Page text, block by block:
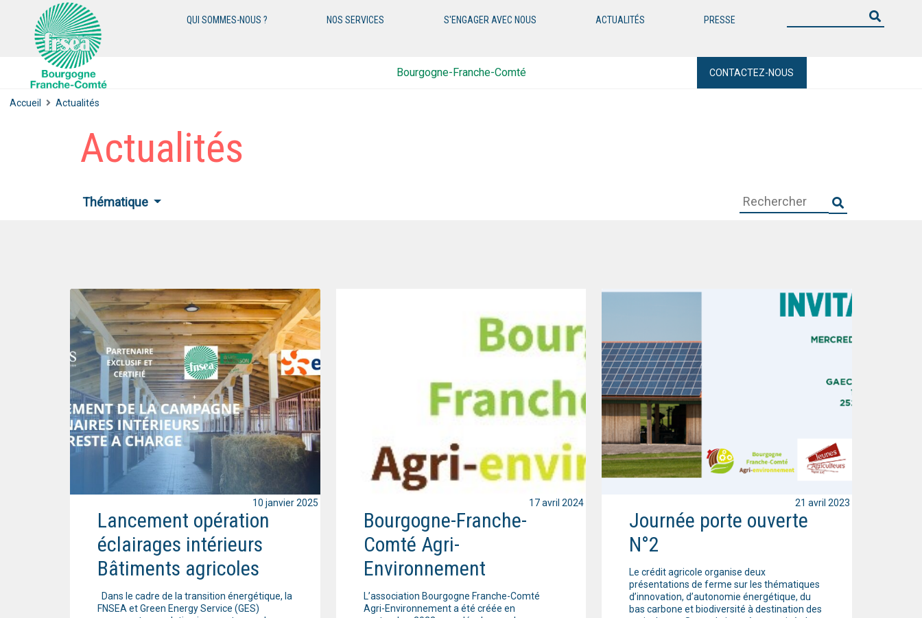
QUI SOMMES-NOUS ? NOS SERVICES S'ENGAGER AVEC NOUS ACTUALITÉS PRESSE
Bourgogne-Franche-Comté CONTACTEZ-NOUS
Accueil Actualités
Actualités
Thématique
Lancement opération
éclairages intérieurs
Bâtiments agricoles
Dans le cadre de la transition énergétique, la
FNSEA et Green Energy Service (GES)
10 janvier 2025
Bourgogne-Franche-
Comté Agri-
Environnement
L’association Bourgogne Franche-Comté
Agri-Environnement a été créée en
17 avril 2024
Journée porte ouverte
N°2
Le crédit agricole organise deux
présentations de ferme sur les thématiques
d’innovation, d’autonomie énergétique, du
bas carbone et biodiversité à destination des
21 avril 2023